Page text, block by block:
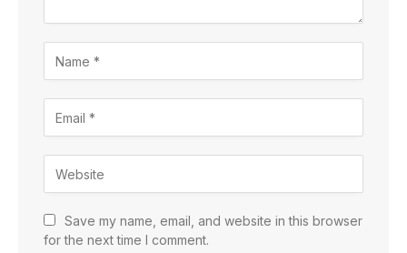
Save my name, email, and website in this browser
for the next time I comment.